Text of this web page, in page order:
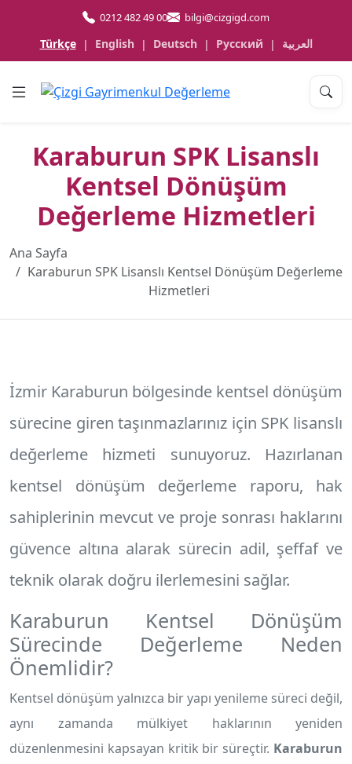
0212 482 49 00 bilgi@cizgigd.com
Türkçe | English | Deutsch | Русский | العربية
Karaburun SPK Lisanslı
Kentsel Dönüşüm
Değerleme Hizmetleri
Ana Sayfa
Karaburun SPK Lisanslı Kentsel Dönüşüm Değerleme
Hizmetleri
İzmir Karaburun bölgesinde kentsel dönüşüm
sürecine giren taşınmazlarınız için SPK lisanslı
değerleme hizmeti sunuyoruz. Hazırlanan
kentsel dönüşüm değerleme raporu, hak
sahiplerinin mevcut ve proje sonrası haklarını
güvence altına alarak sürecin adil, şeffaf ve
teknik olarak doğru ilerlemesini sağlar.
Karaburun Kentsel Dönüşüm
Sürecinde Değerleme Neden
Önemlidir?
Kentsel dönüşüm yalnızca bir yapı yenileme süreci değil,
aynı zamanda mülkiyet haklarının yeniden
düzenlenmesini kapsayan kritik bir süreçtir. Karaburun